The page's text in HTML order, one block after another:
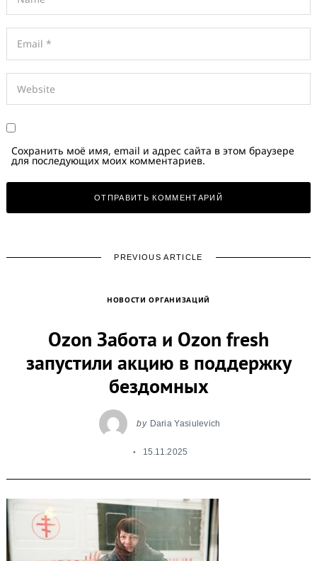
Сохранить моё имя, email и адрес сайта в этом браузере
для последующих моих комментариев.
PREVIOUS ARTICLE
НОВОСТИ ОРГАНИЗАЦИЙ
Ozon Забота и Ozon fresh
запустили акцию в поддержку
бездомных
by Daria Yasiulevich
15.11.2025